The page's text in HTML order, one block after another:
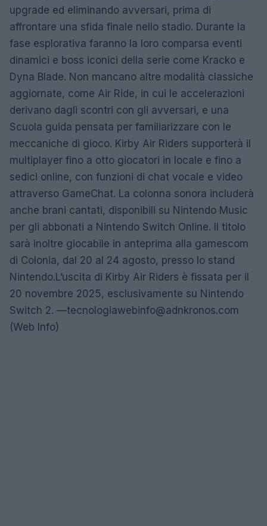
upgrade ed eliminando avversari, prima di
affrontare una sfida finale nello stadio. Durante la
fase esplorativa faranno la loro comparsa eventi
dinamici e boss iconici della serie come Kracko e
Dyna Blade. Non mancano altre modalità classiche
aggiornate, come Air Ride, in cui le accelerazioni
derivano dagli scontri con gli avversari, e una
Scuola guida pensata per familiarizzare con le
meccaniche di gioco. Kirby Air Riders supporterà il
multiplayer fino a otto giocatori in locale e fino a
sedici online, con funzioni di chat vocale e video
attraverso GameChat. La colonna sonora includerà
anche brani cantati, disponibili su Nintendo Music
per gli abbonati a Nintendo Switch Online. Il titolo
sarà inoltre giocabile in anteprima alla gamescom
di Colonia, dal 20 al 24 agosto, presso lo stand
Nintendo.L’uscita di Kirby Air Riders è fissata per il
20 novembre 2025, esclusivamente su Nintendo
Switch 2. —tecnologiawebinfo@adnkronos.com
(Web Info)